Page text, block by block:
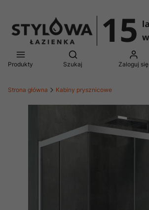
Produkty
Otwórz wyszukiwarkę
Szukaj Zaloguj się
Strona główna Kabiny prysznicowe